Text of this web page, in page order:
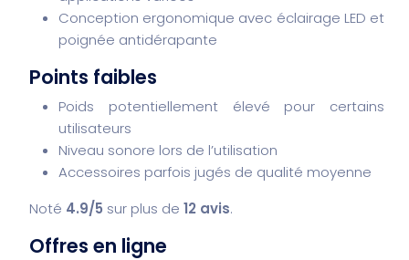
Conception ergonomique avec éclairage LED et
poignée antidérapante
Points faibles
Poids potentiellement élevé pour certains
utilisateurs
Niveau sonore lors de l’utilisation
Accessoires parfois jugés de qualité moyenne
Noté 4.9/5 sur plus de 12 avis.
Offres en ligne